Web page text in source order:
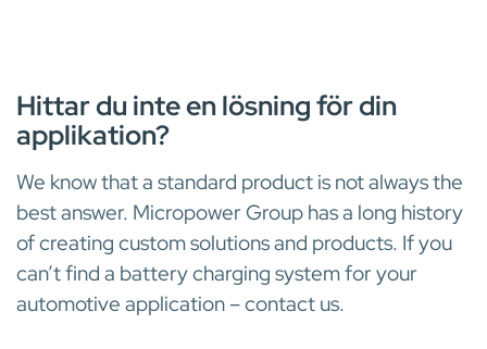
Hittar du inte en lösning för din
applikation?
We know that a standard product is not always the
best answer. Micropower Group has a long history
of creating custom solutions and products. If you
can’t find a battery charging system for your
automotive application – contact us.